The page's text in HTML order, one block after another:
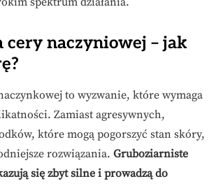
cery naczyniowej – jak
to wyzwanie, które wymaga
Zamiast agresywnych,
które mogą pogorszyć stan skóry,
rozwiązania. Gruboziarniste
się zbyt silne i prowadzą do